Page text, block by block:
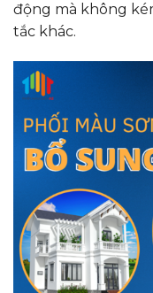
động mà không
tắc khác.